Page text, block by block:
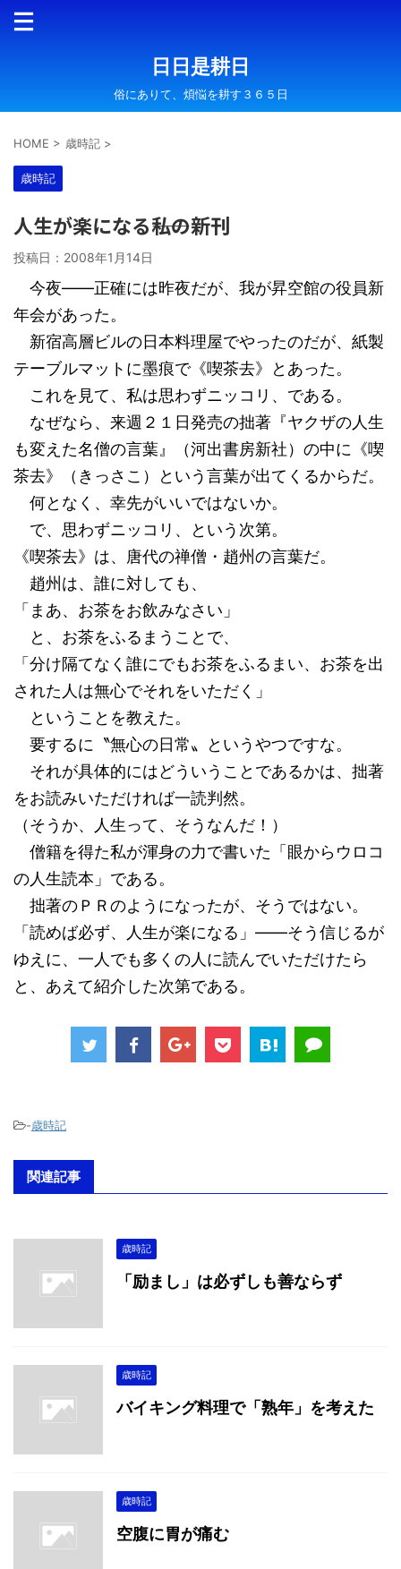
日日是耕日
俗にありて、煩悩を耕す３６５日
HOME > 歳時記 >
歳時記
人生が楽になる――私の新刊
投稿日： 2008年1月14日
今夜――正確には昨夜だが、我が昇空館の役員新
年会があった。
新宿高層ビルの日本料理屋でやったのだが、紙製
テーブルマットに墨痕で《喫茶去》とあった。
これを見て、私は思わずニッコリ、である。
なぜなら、来週２１日発売の拙著『ヤクザの人生
も変えた名僧の言葉』（河出書房新社）の中に《喫
茶去》（きっさこ）という言葉が出てくるからだ。
何となく、幸先がいいではないか。
で、思わずニッコリ、という次第。
《喫茶去》は、唐代の禅僧・趙州の言葉だ。
趙州は、誰に対しても、
「まあ、お茶をお飲みなさい」
と、お茶をふるまうことで、
「分け隔てなく誰にでもお茶をふるまい、お茶を出
された人は無心でそれをいただく」
ということを教えた。
要するに〝無心の日常〟というやつですな。
それが具体的にはどういうことであるかは、拙著
をお読みいただければ一読判然。
（そうか、人生って、そうなんだ！）
僧籍を得た私が渾身の力で書いた「眼からウロコ
の人生読本」である。
拙著のＰＲのようになったが、そうではない。
「読めば必ず、人生が楽になる」――そう信じるが
ゆえに、一人でも多くの人に読んでいただけたら
と、あえて紹介した次第である。
-歳時記
関連記事
歳時記
「励まし」は必ずしも善ならず
歳時記
バイキング料理で「熟年」を考えた
歳時記
空腹に胃が痛む